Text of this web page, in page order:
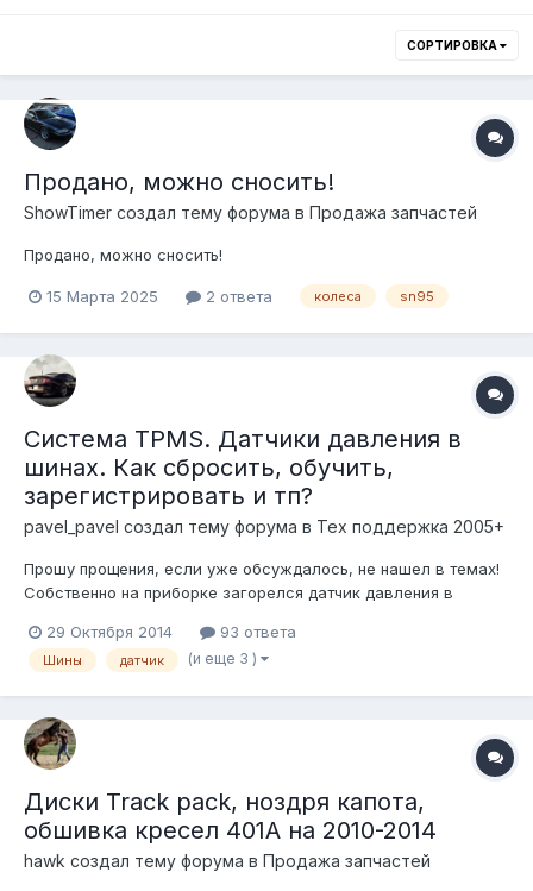
СОРТИРОВКА
Продано, можно сносить!
ShowTimer создал тему форума в Продажа запчастей
Продано, можно сносить!
15 Марта 2025 2 ответа колеса sn95
Система TPMS. Датчики давления в
шинах. Как cбросить, обучить,
зарегистрировать и тп?
pavel_pavel создал тему форума в Тех поддержка 2005+
Прошу прощения, если уже обсуждалось, не нашел в темах!
Собственно на приборке загорелся датчик давления в
не гнутые, короче все окей. Но датчик как горит так и
остается! Всю голову сломал, не могу скинуть) даже мануал
29 Октября 2014 93 ответа
Шины датчик (и еще 3 )
Диски Track pack, ноздря капота,
обшивка кресел 401A на 2010-2014
hawk создал тему форума в Продажа запчастей